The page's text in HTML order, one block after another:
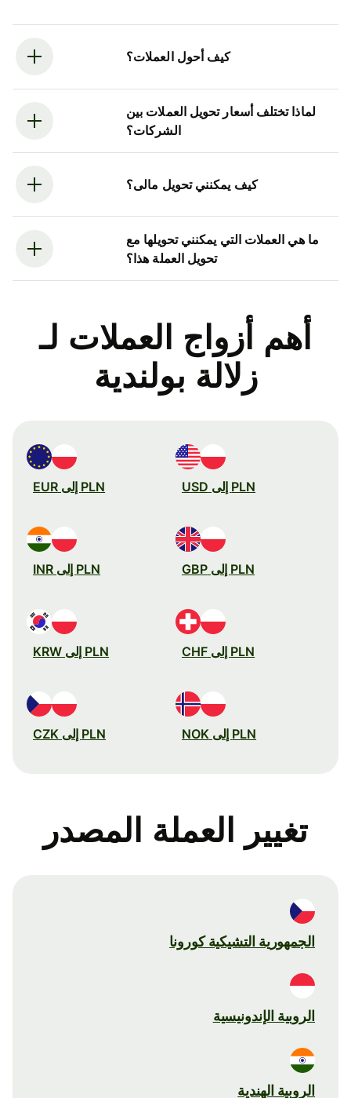
كيف أحول العملات؟
لماذا تختلف أسعار تحويل العملات بين
الشركات؟
كيف يمكنني تحويل مالى؟
ما هي العملات التي يمكنني تحويلها مع
تحويل العملة هذا؟
أهم أزواج العملات لـ
زلالة بولندية
PLN إلى USD PLN إلى EUR
PLN إلى GBP PLN إلى INR
PLN إلى CHF PLN إلى KRW
PLN إلى NOK PLN إلى CZK
تغيير العملة المصدر
الجمهورية التشيكية كورونا
الروبية الإندونيسية
الروبية الهندية